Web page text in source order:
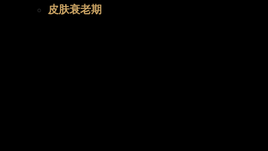
皮肤衰老期